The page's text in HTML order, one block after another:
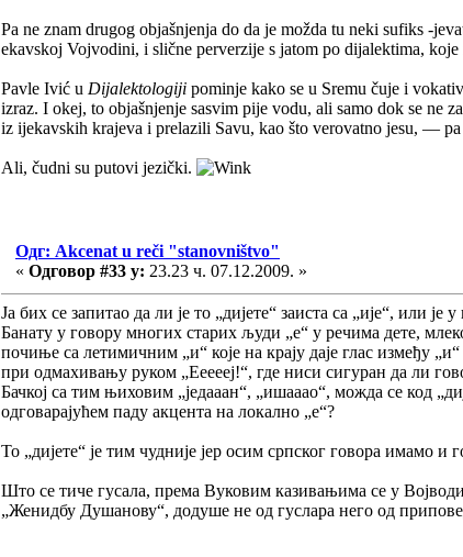
Pa ne znam drugog objašnjenja do da je možda tu neki sufiks -
ekavskoj Vojvodini, i slične perverzije s jatom po dijalektima,
Pavle Ivić u Dijalektologiji pominje kako se u Sremu čuje i
izraz. I okej, to objašnjenje sasvim pije vodu, ali samo dok se ne
iz ijekavskih krajeva i prelazili Savu, kao što verovatno jesu, —
Ali, čudni su putovi jezički.
Одг: Akcenat u reči "stanovništvo"
« Одговор #33 у: 23.23 ч. 07.12.2009. »
Ја бих се запитао да ли је то „дијете“ заиста са „ије“, или
Банату у говору многих старих људи „е“ у речима дете,
почиње са летимичним „и“ које на крају даје глас између
при одмахивању руком „Еееееј!“, где ниси сигуран да ли
Бачкој са тим њиховим „једааан“, „ишааао“, можда се код
одговарајућем паду акцента на локално „е“?
То „дијете“ је тим чудније јер осим српског говора имамо
Што се тиче гусала, према Вуковим казивањима се у
„Женидбу Душанову“, додуше не од гуслара него од